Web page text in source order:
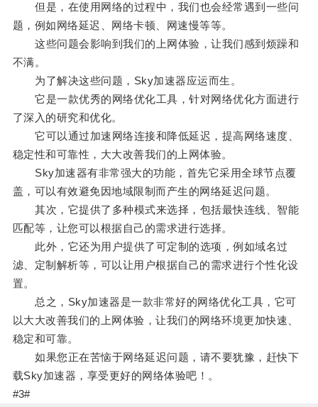
但是，在使用网络的过程中，我们也会经常遇到一些问
题，例如网络延迟、网络卡顿、网速慢等等。
这些问题会影响到我们的上网体验，让我们感到烦躁和
不满。
为了解决这些问题，Sky加速器应运而生。
它是一款优秀的网络优化工具，针对网络优化方面进行
了深入的研究和优化。
它可以通过加速网络连接和降低延迟，提高网络速度、
稳定性和可靠性，大大改善我们的上网体验。
Sky加速器有非常强大的功能，首先它采用全球节点覆
盖，可以有效避免因地域限制而产生的网络延迟问题。
其次，它提供了多种模式来选择，包括最快连线、智能
匹配等，让您可以根据自己的需求进行选择。
此外，它还为用户提供了可定制的选项，例如域名过
滤、定制解析等，可以让用户根据自己的需求进行个性化设
置。
总之，Sky加速器是一款非常好的网络优化工具，它可
以大大改善我们的上网体验，让我们的网络环境更加快速、
稳定和可靠。
如果您正在苦恼于网络延迟问题，请不要犹豫，赶快下
载Sky加速器，享受更好的网络体验吧！。
#3#